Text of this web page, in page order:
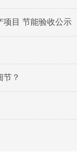
项目 节能验收公示
节？